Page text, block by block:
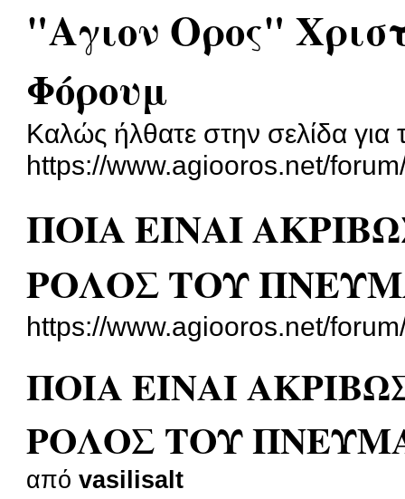
"Αγιον Ορος"
Φόρουμ
Καλώς ήλθατε στην σελίδα για
https://www.agiooros.net/
ΠΟΙΑ ΕΙΝΑΙ
ΡΟΛΟΣ ΤΟΥ
https://www.agiooros.net/
ΠΟΙΑ ΕΙΝΑΙ
ΡΟΛΟΣ ΤΟΥ
απόvasilisalt